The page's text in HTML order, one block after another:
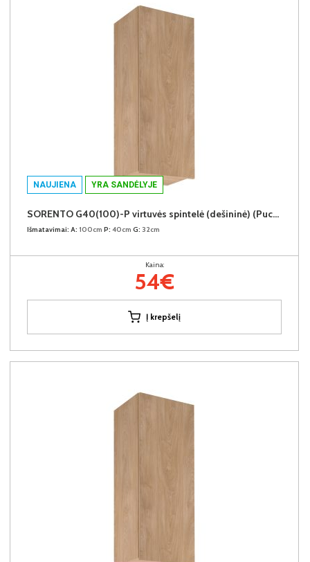
NAUJIENA YRA SANDĖLYJE
SORENTO G40(100)-P virtuvės spintelė (dešininė) (Puccini/Puccini)
Išmatavimai: A: 100cm P: 40cm G: 32cm
Kaina:
54€
Į krepšelį